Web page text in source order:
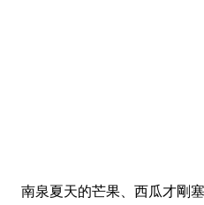
南泉夏天的芒果、西瓜才剛